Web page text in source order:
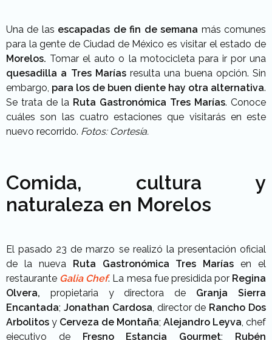
Una de las escapadas de fin de semana más comunes
para la gente de Ciudad de México es visitar el estado de
Morelos. Tomar el auto o la motocicleta para ir por una
quesadilla a Tres Maríasresulta una buena opción. Sin
embargo, para los de buen diente hay otra alternativa.
Se trata de la Ruta Gastronómica Tres Marías. Conoce
cuáles son las cuatro estaciones que visitarás en este
nuevo recorrido. Fotos: Cortesía.
Comida, cultura y
naturaleza en Morelos
El pasado 23 de marzo se realizó la presentación oficial
de la nueva Ruta Gastronómica Tres Marías en el
restaurante Galia Chef. La mesa fue presidida por Regina
Olvera, propietaria y directora de Granja Sierra
Encantada; Jonathan Cardosa, director de Rancho Dos
Arbolitos y Cerveza de Montaña; Alejandro Leyva, chef
ejecutivo de Fresno Estancia Gourmet; Rubén